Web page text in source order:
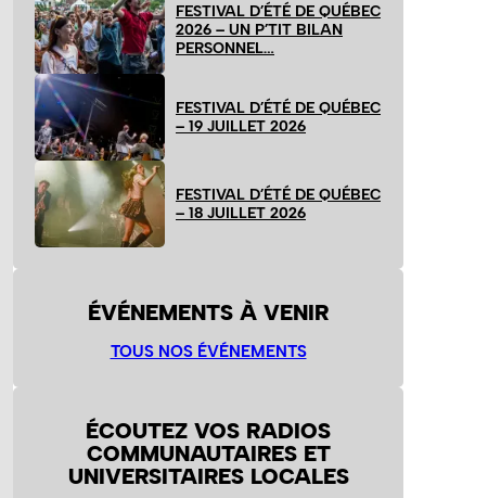
FESTIVAL D’ÉTÉ DE QUÉBEC
2026 – UN P’TIT BILAN
PERSONNEL…
FESTIVAL D’ÉTÉ DE QUÉBEC
– 19 JUILLET 2026
FESTIVAL D’ÉTÉ DE QUÉBEC
– 18 JUILLET 2026
ÉVÉNEMENTS À VENIR
TOUS NOS ÉVÉNEMENTS
ÉCOUTEZ VOS RADIOS
COMMUNAUTAIRES ET
UNIVERSITAIRES LOCALES